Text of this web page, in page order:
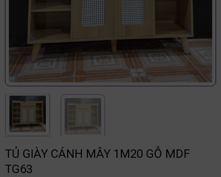
TỦ GIÀY CÁNH MÂY 1M20 GỖ MDF
TG63